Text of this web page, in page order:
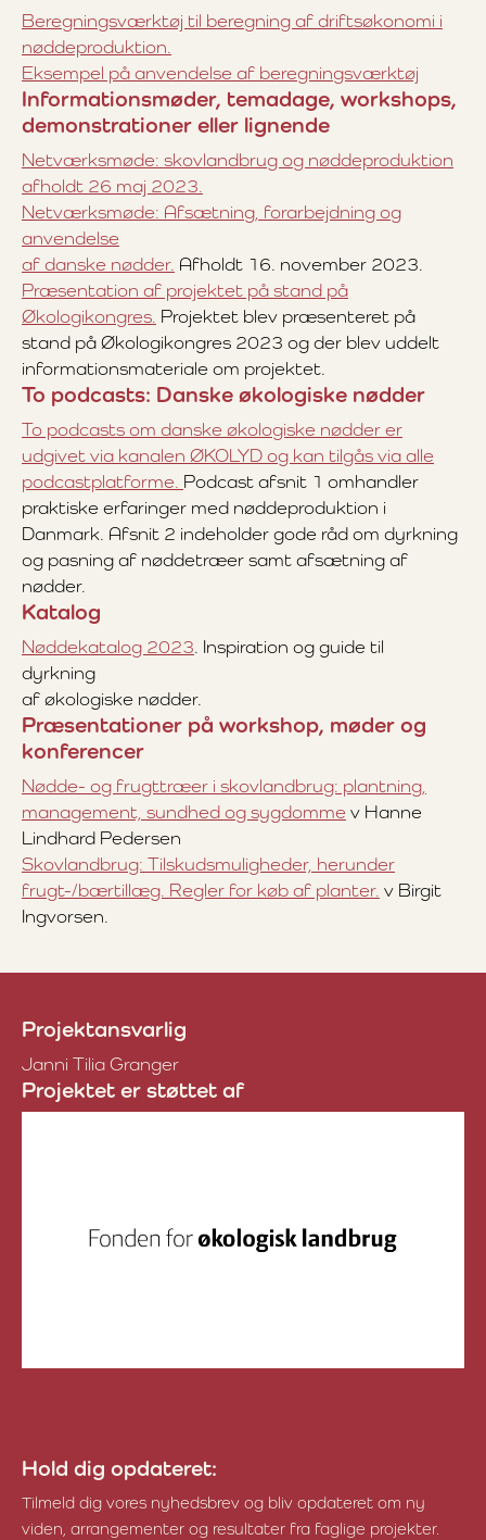
Beregningsværktøj til beregning af driftsøkonomi i
nøddeproduktion.
Eksempel på anvendelse af beregningsværktøj
Informationsmøder, temadage, workshops,
demonstrationer eller lignende
Netværksmøde: skovlandbrug og nøddeproduktion
afholdt 26 maj 2023.
Netværksmøde: Afsætning, forarbejdning og
anvendelse
af danske nødder. Afholdt 16. november 2023.
Præsentation af projektet på stand på
Økologikongres. Projektet blev præsenteret på
stand på Økologikongres 2023 og der blev uddelt
informationsmateriale om projektet.
To podcasts: Danske økologiske nødder
To podcasts om danske økologiske nødder er
udgivet via kanalen ØKOLYD og kan tilgås via alle
podcastplatforme. Podcast afsnit 1 omhandler
praktiske erfaringer med nøddeproduktion i
Danmark. Afsnit 2 indeholder gode råd om dyrkning
og pasning af nøddetræer samt afsætning af
nødder.
Katalog
Nøddekatalog 2023. Inspiration og guide til
dyrkning
af økologiske nødder.
Præsentationer på workshop, møder og
konferencer
Nødde- og frugttræer i skovlandbrug: plantning,
management, sundhed og sygdomme v Hanne
Lindhard Pedersen
Skovlandbrug: Tilskudsmuligheder, herunder
frugt-/bærtillæg. Regler for køb af planter. v Birgit
Ingvorsen.
Projektansvarlig
Janni Tilia Granger
Projektet er støttet af
Hold dig opdateret:
Tilmeld dig vores nyhedsbrev og bliv opdateret om ny
viden, arrangementer og resultater fra faglige projekter.